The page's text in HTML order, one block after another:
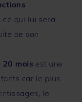
, ce qui lui sera
de son
20 mois est une
car le plus
le